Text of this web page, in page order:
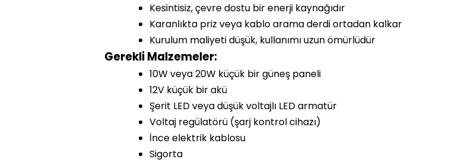
Kesintisiz, çevre dostu bir enerji kaynağıdır
Karanlıkta priz veya kablo arama derdi ortadan kalkar
Kurulum maliyeti düşük, kullanımı uzun ömürlüdür
Gerekli Malzemeler:
10W veya 20W küçük bir güneş paneli
12V küçük bir akü
Şerit LED veya düşük voltajlı LED armatür
Voltaj regülatörü (şarj kontrol cihazı)
İnce elektrik kablosu
Sigorta